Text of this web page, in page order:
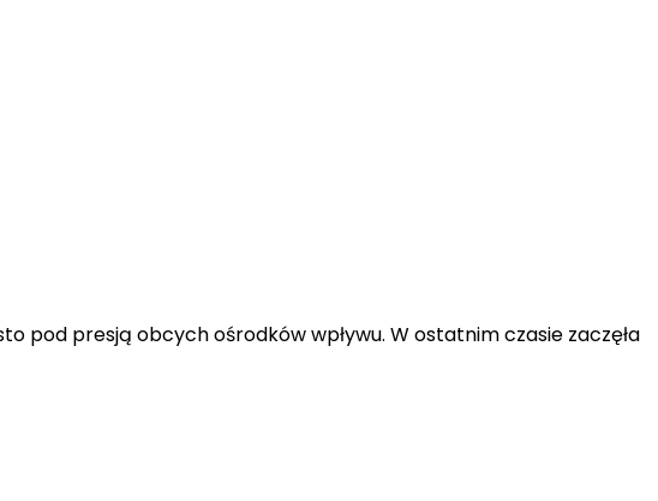
pod presją obcych ośrodków wpływu. W ostatnim czasie zaczęła